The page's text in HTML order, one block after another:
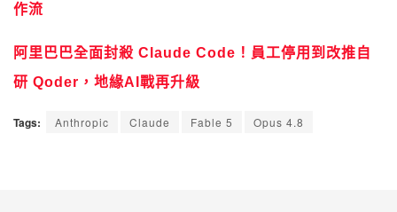
作流
阿里巴巴全面封殺 Claude Code！員工停用到改推自
研 Qoder，地緣AI戰再升級
Tags: Anthropic Claude Fable 5 Opus 4.8